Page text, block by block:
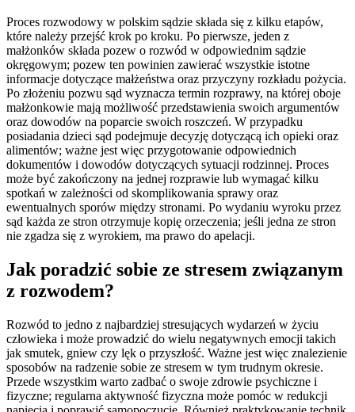
Proces rozwodowy w polskim sądzie składa się z kilku etapów,
które należy przejść krok po kroku. Po pierwsze, jeden z
małżonków składa pozew o rozwód w odpowiednim sądzie
okręgowym; pozew ten powinien zawierać wszystkie istotne
informacje dotyczące małżeństwa oraz przyczyny rozkładu pożycia.
Po złożeniu pozwu sąd wyznacza termin rozprawy, na której oboje
małżonkowie mają możliwość przedstawienia swoich argumentów
oraz dowodów na poparcie swoich roszczeń. W przypadku
posiadania dzieci sąd podejmuje decyzję dotyczącą ich opieki oraz
alimentów; ważne jest więc przygotowanie odpowiednich
dokumentów i dowodów dotyczących sytuacji rodzinnej. Proces
może być zakończony na jednej rozprawie lub wymagać kilku
spotkań w zależności od skomplikowania sprawy oraz
ewentualnych sporów między stronami. Po wydaniu wyroku przez
sąd każda ze stron otrzymuje kopię orzeczenia; jeśli jedna ze stron
nie zgadza się z wyrokiem, ma prawo do apelacji.
Jak poradzić sobie ze stresem związanym
z rozwodem?
Rozwód to jedno z najbardziej stresujących wydarzeń w życiu
człowieka i może prowadzić do wielu negatywnych emocji takich
jak smutek, gniew czy lęk o przyszłość. Ważne jest więc znalezienie
sposobów na radzenie sobie ze stresem w tym trudnym okresie.
Przede wszystkim warto zadbać o swoje zdrowie psychiczne i
fizyczne; regularna aktywność fizyczna może pomóc w redukcji